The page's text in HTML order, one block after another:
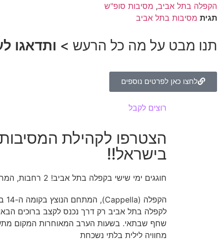
הקפלה בתל אביב, מסיבות סופ"ש
תגית מסיבות בתל אביב
תנו מבט על מה כל הרעש > ותדאגו
לחצו כאן לפרטים נוספים
רוצים לקבל
הצטרפו לקהילת
בישראל!!
חוגגים ימי שישי בקפלה בתל אביב! 2 רחבות, המרכזית טכנו והשנייה מיינסטרים כל הלילה!
לקפלה בתל אביב רק דרך נכנס לקצב ברוכים
שחף שבתאי. בשעות הערב המאוחרות המקום
מחוויה לילית בלתי נשכחת